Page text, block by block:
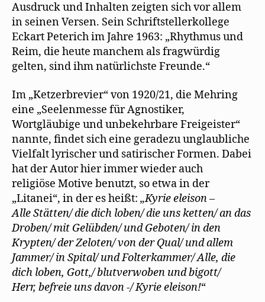
Ausdruck und Inhalten zeigten sich vor allem
in seinen Versen. Sein Schriftstellerkollege
Eckart Peterich im Jahre 1963: „Rhythmus und
Reim, die heute manchem als fragwürdig
gelten, sind ihm natürlichste Freunde.“
Im „Ketzerbrevier“ von 1920/21, die Mehring
eine „Seelenmesse für Agnostiker,
Wortgläubige und unbekehrbare Freigeister“
nannte, findet sich eine geradezu unglaubliche
Vielfalt lyrischer und satirischer Formen. Dabei
hat der Autor hier immer wieder auch
religiöse Motive benutzt, so etwa in der
„Litanei“, in der es heißt: „Kyrie eleison –
Alle Stätten/ die dich loben/ die uns ketten/ an das
Droben/ mit Gelübden/ und Geboten/ in den
Krypten/ der Zeloten/ von der Qual/ und allem
Jammer/ in Spital/ und Folterkammer/ Alle, die
dich loben, Gott,/ blutverwoben und bigott/
Herr, befreie uns davon -/ Kyrie eleison!“